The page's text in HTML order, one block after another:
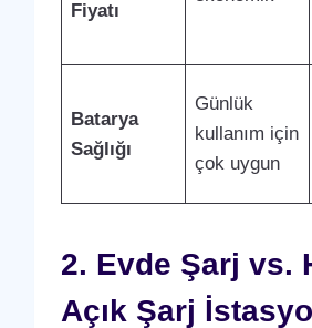
Fiyatı
Batarya
Sağlığı
Günlük
kullanım için
çok uygun
2. Evde Şarj vs.
Açık Şarj